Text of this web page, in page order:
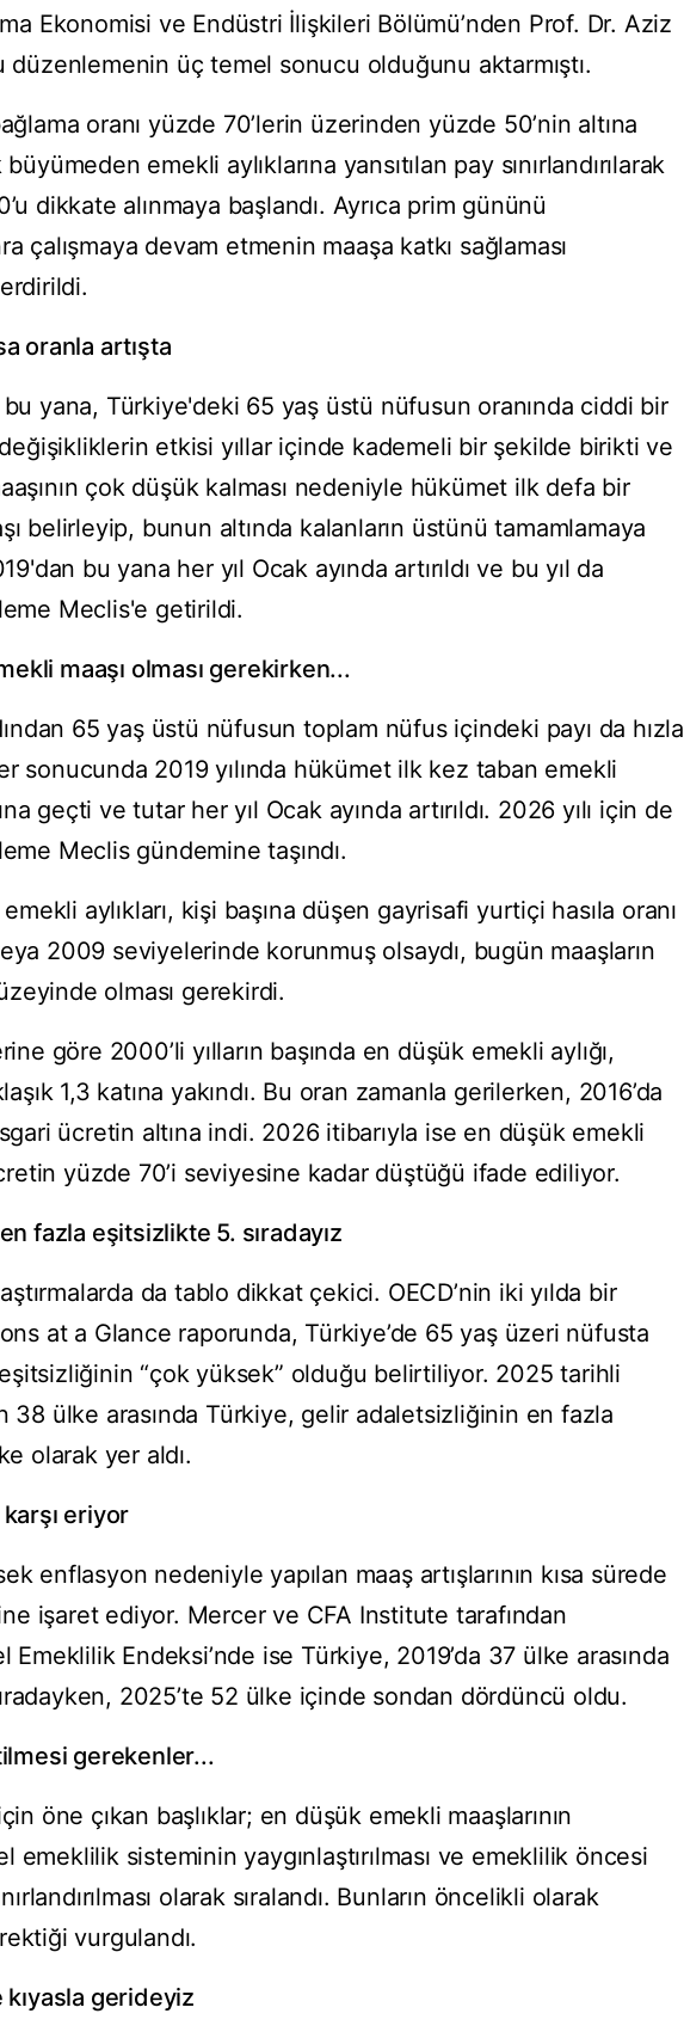
Ekonomisi ve Endüstri İlişkileri Bölümü’nden Prof. Dr. Aziz
üç temel sonucu olduğunu aktarmıştı.
oranı yüzde 70’lerin üzerinden yüzde 50’nin altına
emekli aylıklarına yansıtılan pay sınırlandırılarak
dikkate alınmaya başlandı. Ayrıca prim gününü
çalışmaya devam etmenin maaşa katkı sağlaması
oranla artışta
yana, Türkiye'deki 65 yaş üstü nüfusun oranında ciddi bir
değişikliklerin etkisi yıllar içinde kademeli bir şekilde birikti ve
çok düşük kalması nedeniyle hükümet ilk defa bir
belirleyip, bunun altında kalanların üstünü tamamlamaya
bu yana her yıl Ocak ayında artırıldı ve bu yıl da
Meclis'e getirildi.
maaşı olması gerekirken...
65 yaş üstü nüfusun toplam nüfus içindeki payı da hızla
sonucunda 2019 yılında hükümet ilk kez taban emekli
geçti ve tutar her yıl Ocak ayında artırıldı. 2026 yılı için de
Meclis gündemine taşındı.
aylıkları, kişi başına düşen gayrisafi yurtiçi hasıla oranı
2009 seviyelerinde korunmuş olsaydı, bugün maaşların
olması gerekirdi.
göre 2000’li yılların başında en düşük emekli aylığı,
1,3 katına yakındı. Bu oran zamanla gerilerken, 2016’da
ücretin altına indi. 2026 itibarıyla ise en düşük emekli
yüzde 70’i seviyesine kadar düştüğü ifade ediliyor.
fazla eşitsizlikte 5. sıradayız
da tablo dikkat çekici. OECD’nin iki yılda bir
at a Glance raporunda, Türkiye’de 65 yaş üzeri nüfusta
“çok yüksek” olduğu belirtiliyor. 2025 tarihli
38 ülke arasında Türkiye, gelir adaletsizliğinin en fazla
olarak yer aldı.
eriyor
enflasyon nedeniyle yapılan maaş artışlarının kısa sürede
işaret ediyor. Mercer ve CFA Institute tarafından
Emeklilik Endeksi’nde ise Türkiye, 2019’da 37 ülke arasında
2025’te 52 ülke içinde sondan dördüncü oldu.
gerekenler...
öne çıkan başlıklar; en düşük emekli maaşlarının
emeklilik sisteminin yaygınlaştırılması ve emeklilik öncesi
olarak sıralandı. Bunların öncelikli olarak
vurgulandı.
gerideyiz